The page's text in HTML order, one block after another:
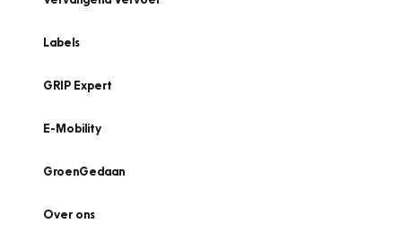
Labels
GRIP Expert
E-Mobility
GroenGedaan
Over ons